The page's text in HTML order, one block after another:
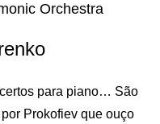
Orchestra
para piano… São
Prokofiev que ouço